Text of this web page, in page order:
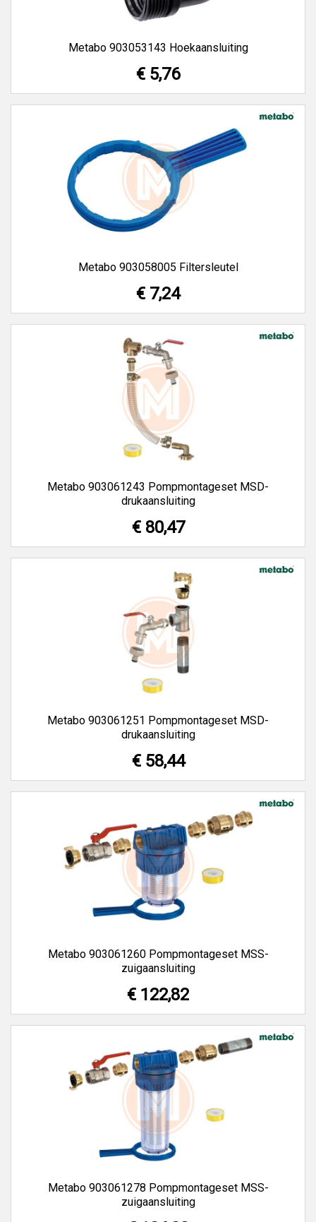
Metabo 903053143 Hoekaansluiting
€ 5,76
Metabo 903058005 Filtersleutel
€ 7,24
Metabo 903061243 Pompmontageset MSD-
drukaansluiting
€ 80,47
Metabo 903061251 Pompmontageset MSD-
drukaansluiting
€ 58,44
Metabo 903061260 Pompmontageset MSS-
zuigaansluiting
€ 122,82
Metabo 903061278 Pompmontageset MSS-
zuigaansluiting